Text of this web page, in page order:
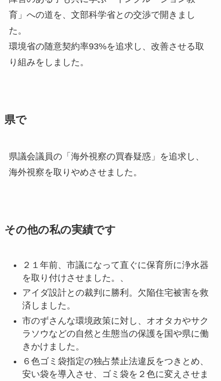
育」への道を、文部科学省との交渉で開きまし
た。
環境省の随意契約率93%を追求し、改善させる取
り組みをしました。
県で
県議会議員の「海外視察の買春疑惑」を追求し、
海外視察を取りやめさせました。
その他の私の実績です
２１年前、市議になって直ぐに保育所に浄水器
を取り付けさせました。、
アイダ設計との裁判に勝利。欠陥住宅被害を救
済しました。
市のずさんな環境政策に対し、オオタカやサク
ラソウなどの自然と生態当の保護を国や県に働
きかけました。
６色ゴミ袋指定の独占禁止法違反をつきとめ、
安い袋を導入させ、ゴミ袋を２色に変えさせま